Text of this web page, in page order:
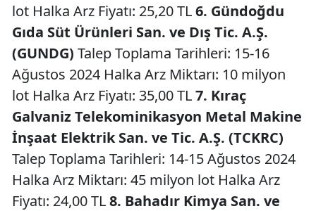
lot Halka Arz Fiyatı: 25,20 TL6. Gündoğdu
Gıda Süt Ürünleri San. ve Dış Tic. A.Ş.
(GUNDG) Talep Toplama Tarihleri: 15-16
Ağustos 2024 Halka Arz Miktarı: 10 milyon
lot Halka Arz Fiyatı: 35,00 TL7. Kıraç
Galvaniz Telekominikasyon Metal Makine
İnşaat Elektrik San. ve Tic. A.Ş. (TCKRC)
Talep Toplama Tarihleri: 14-15 Ağustos 2024
Halka Arz Miktarı: 45 milyon lot Halka Arz
Fiyatı: 24,00 TL8. Bahadır Kimya San. ve